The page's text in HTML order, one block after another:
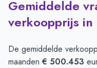
Gemiddelde
verkoopprijs in
De gemiddelde
maanden € 500.453